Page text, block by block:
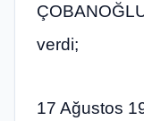
verdi;
17 Ağustos